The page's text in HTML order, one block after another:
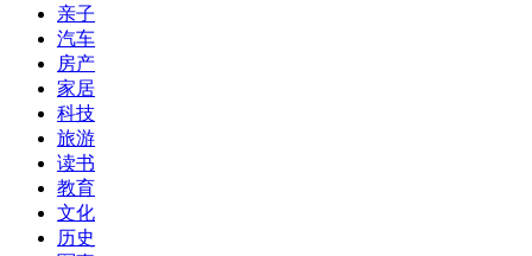
亲子
汽车
房产
家居
科技
旅游
读书
教育
文化
历史